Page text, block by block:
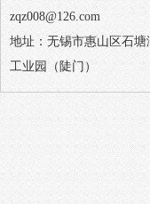
zqz008@126.com
地址：无锡市惠山区石塘
工业园（陡门）